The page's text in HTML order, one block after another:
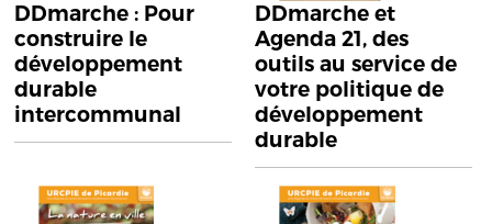
DDmarche : Pour
construire le
développement
durable
intercommunal
DDmarche et
Agenda 21, des
outils au service de
votre politique de
développement
durable